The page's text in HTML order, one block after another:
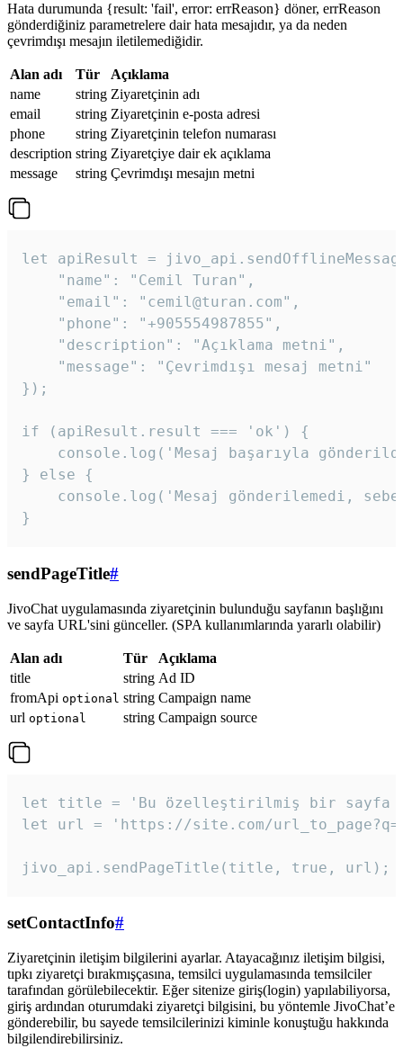
Hata durumunda {result: 'fail', error: errReason} döner, errReason
gönderdiğiniz parametrelere dair hata mesajıdır, ya da neden
çevrimdışı mesajın iletilemediğidir.
Alan adı Tür
Açıklama
name
string Ziyaretçinin adı
email
string Ziyaretçinin e-posta adresi
phone
string Ziyaretçinin telefon numarası
description string Ziyaretçiye dair ek açıklama
message
string Çevrimdışı mesajın metni
let apiResult =
    "name": "Cemil Turan",
    "email": "cemil@turan.com",
    "phone": "+905554987855",
    "description": "Açıklama metni",
    "message": "Çevrimdışı mesaj metni"
});
if (apiResult.result === 'ok') {
console.log('Mesaj başarıyla
} else {
console.log('Mesaj gönderilemedi,
}
sendPageTitle#
JivoChat uygulamasında ziyaretçinin bulunduğu sayfanın başlığını
ve sayfa URL'sini günceller. (SPA kullanımlarında yararlı olabilir)
Alan adı Tür
Açıklama
title
string Ad ID
fromApi optional string Campaign name
url optional string Campaign source
let title = 'Bu özelleştirilmiş bir sayfa
let url = 'https://site.com/
jivo_api.sendPageTitle(title, true, url);
setContactInfo#
Ziyaretçinin iletişim bilgilerini ayarlar. Atayacağınız iletişim bilgisi,
tıpkı ziyaretçi bırakmışçasına, temsilci uygulamasında temsilciler
tarafından görülebilecektir. Eğer sitenize giriş(login) yapılabiliyorsa,
giriş ardından oturumdaki ziyaretçi bilgisini, bu yöntemle JivoChat’e
gönderebilir, bu sayede temsilcilerinizi kiminle konuştuğu hakkında
bilgilendirebilirsiniz.